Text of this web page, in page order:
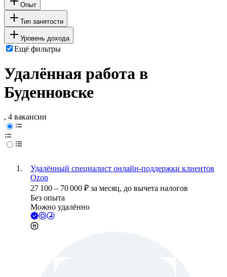
Опыт
Тип занятости
Уровень дохода
Ещё фильтры
Удалённая работа в
Буденновске
, 4 вакансии
Удалённый специалист онлайн-поддержки клиентов
Ozon
27 100 – 70 000 ₽ за месяц, до вычета налогов
Без опыта
Можно удалённо